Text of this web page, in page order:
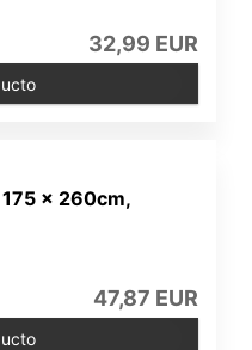
32,99 EUR
x 260cm,
47,87 EUR